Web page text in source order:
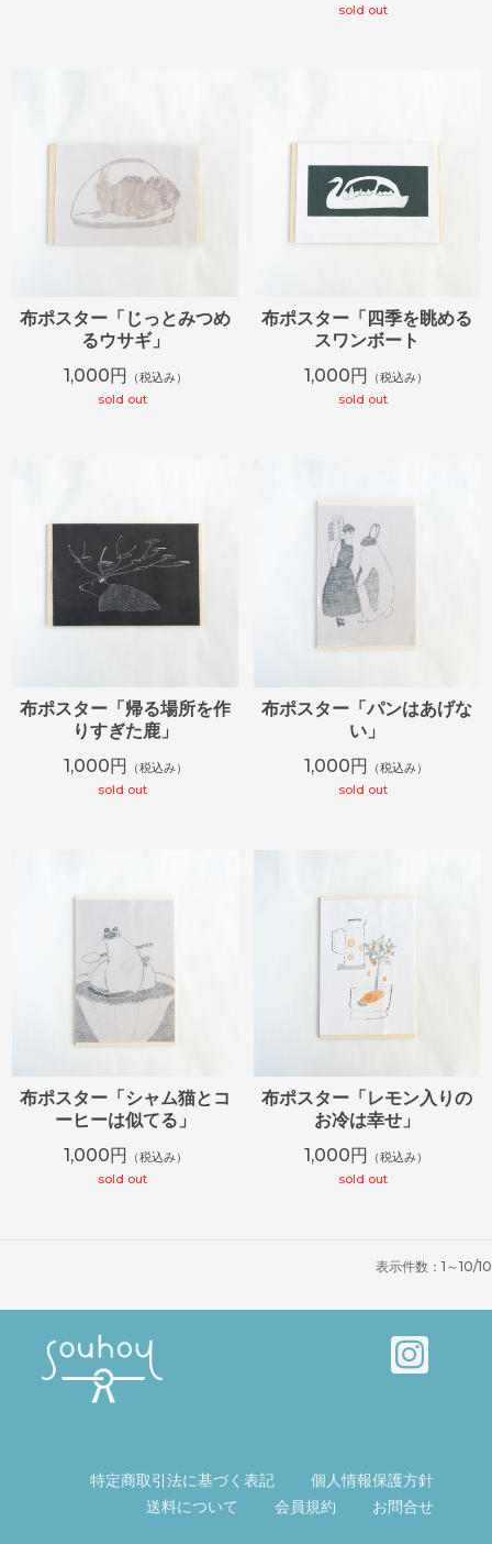
sold out
布ポスター「じっとみつめ
るウサギ」
1,000円
（税込み）
sold out
布ポスター「四季を眺める
スワンボート
1,000円
（税込み）
sold out
布ポスター「帰る場所を作
りすぎた鹿」
1,000円
（税込み）
sold out
布ポスター「パンはあげな
い」
1,000円
（税込み）
sold out
布ポスター「シャム猫とコ
ーヒーは似てる」
1,000円
（税込み）
sold out
布ポスター「レモン入りの
お冷は幸せ」
1,000円
（税込み）
sold out
表示件数：1～10/10
特定商取引法に基づく表記
個人情報保護方針
送料について
会員規約 お問合せ